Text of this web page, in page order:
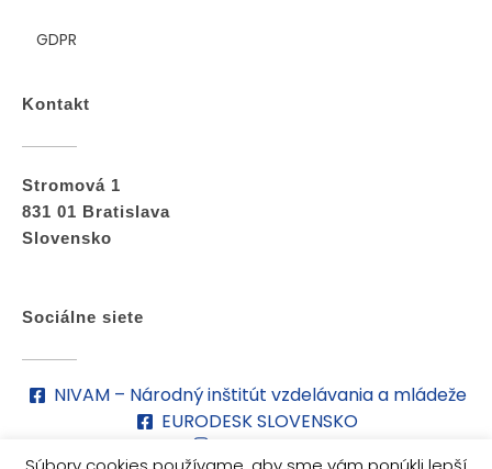
GDPR
Kontakt
Stromová 1
831 01 Bratislava
Slovensko
Sociálne siete
NIVAM – Národný inštitút vzdelávania a mládeže
EURODESK SLOVENSKO